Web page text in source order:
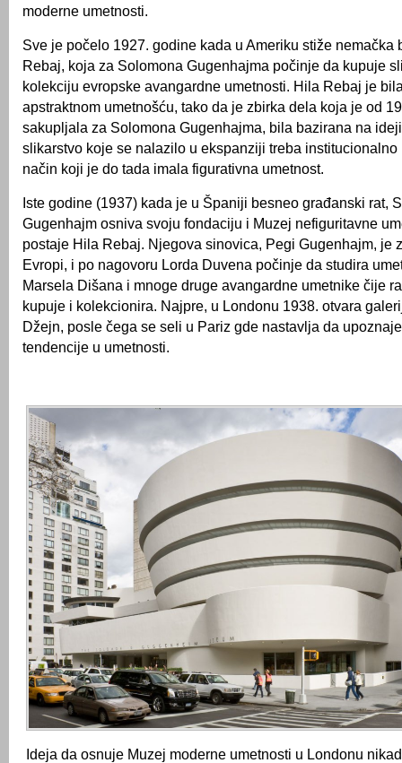
moderne umetnosti.
Sve je počelo 1927. godine kada u Ameriku stiže nemačka
Rebaj, koja za Solomona Gugenhajma počinje da kupuje
kolekciju evropske avangardne umetnosti. Hila Rebaj je
apstraktnom umetnošću, tako da je zbirka dela koja je od
sakupljala za Solomona Gugenhajma, bila bazirana na
slikarstvo koje se nalazilo u ekspanziji treba institucionalno
način koji je do tada imala figurativna umetnost.
Iste godine (1937) kada je u Španiji besneo građanski rat,
Gugenhajm osniva svoju fondaciju i Muzej nefiguritavne
postaje Hila Rebaj. Njegova sinovica, Pegi Gugenhajm, je
Evropi, i po nagovoru Lorda Duvena počinje da studira
Marsela Dišana i mnoge druge avangardne umetnike čije
kupuje i kolekcionira. Najpre, u Londonu 1938. otvara
Džejn, posle čega se seli u Pariz gde nastavlja da
tendencije u umetnosti.
Ideja da osnuje Muzej moderne umetnosti u Londonu